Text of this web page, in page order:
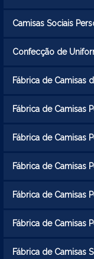
Camisas Sociais
Confecção de
Fábrica de Camisas
Fábrica de Camisas
Fábrica de Camisas
Fábrica de Camisas
Fábrica de Camisas
Fábrica de Camisas
Fábrica de Camisas